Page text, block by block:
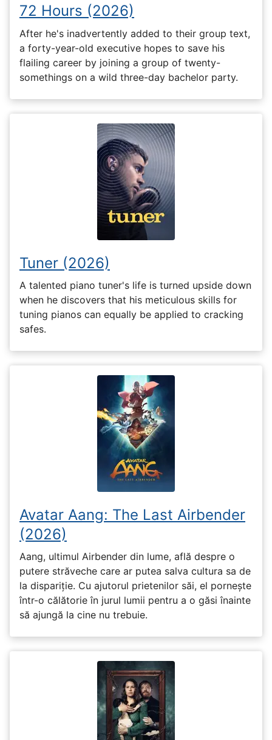
72 Hours (2026)
After he's inadvertently added to their group text,
a forty-year-old executive hopes to save his
flailing career by joining a group of twenty-
somethings on a wild three-day bachelor party.
Tuner (2026)
A talented piano tuner's life is turned upside down
when he discovers that his meticulous skills for
tuning pianos can equally be applied to cracking
safes.
Avatar Aang: The Last Airbender
(2026)
Aang, ultimul Airbender din lume, află despre o
putere străveche care ar putea salva cultura sa de
la dispariție. Cu ajutorul prietenilor săi, el pornește
într-o călătorie în jurul lumii pentru a o găsi înainte
să ajungă la cine nu trebuie.